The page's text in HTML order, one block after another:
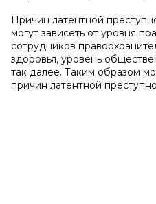
Причин латентной
могут зависеть от уровня
сотрудников
здоровья, уровень
так далее. Таким образом
причин латентной